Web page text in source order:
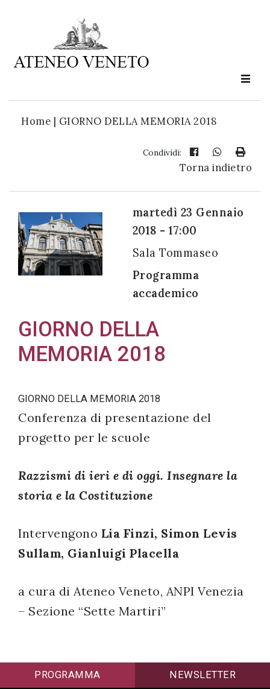
Home | GIORNO DELLA MEMORIA 2018
Condividi:
Torna indietro
martedì 23 Gennaio
2018 - 17:00
Sala Tommaseo
Programma
accademico
GIORNO DELLA
MEMORIA 2018
GIORNO DELLA MEMORIA 2018
Conferenza di presentazione del
progetto per le scuole
Razzismi di ieri e di oggi. Insegnare la
storia e la Costituzione
Intervengono Lia Finzi, Simon Levis
Sullam, Gianluigi Placella
a cura di Ateneo Veneto, ANPI Venezia
– Sezione “Sette Martiri”
Ateneo
è
cultura
newsletter:
Acconsento
all'uso dei
accordo
con il
decreto
196/03
avvenuta con
successo!
PROGRAMMA NEWSLETTER